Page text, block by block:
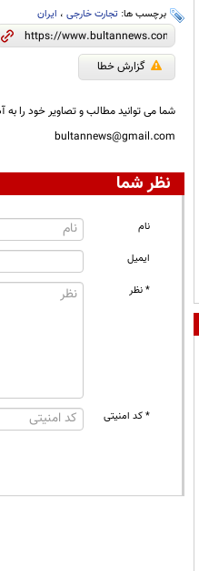
برچسب ها: تجارت خارجی، ایران
گزارش خطا
شما می توانید مطالب و تصاویر خود را به
bultannews@gmail.com
نظر شما
نام
ایمیل
* نظر
* کد امنیتی